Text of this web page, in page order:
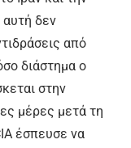
αυτή δεν
από
διάστημα ο
στην
μέρες μετά τη
έσπευσε να